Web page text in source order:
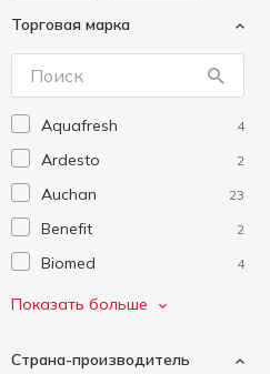
Торговая марка
Aquafresh 4
Ardesto 2
Auchan 23
Benefit 2
Biomed 4
Colgate
Jordan 6
Показать больше
Страна-производитель